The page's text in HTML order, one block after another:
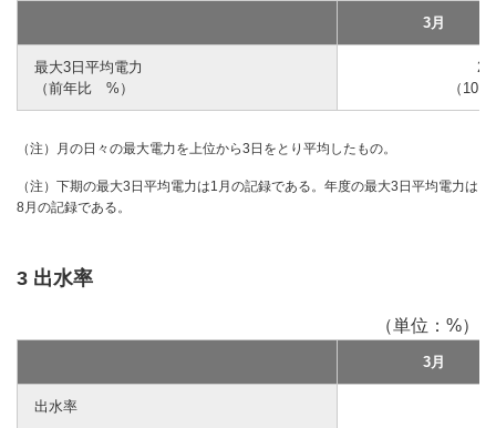
3月
最大3日平均電力
（前年比 %）
（
（注）月の日々の最大電力を上位から3日をとり平均したもの。
（注）下期の最大3日平均電力は1月の記録である。年度の最大3日平均電力は
8月の記録である。
3 出水率
（単位：%）
3月
出水率